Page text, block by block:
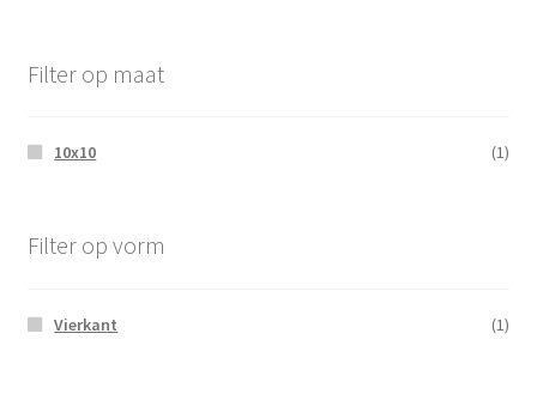
Filter op maat
10x10 (1)
Filter op vorm
Vierkant (1)